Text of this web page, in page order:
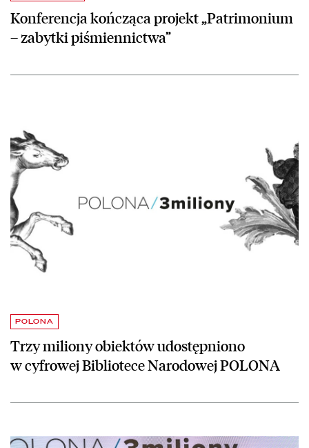
Konferencja kończąca projekt „Patrimonium
– zabytki piśmiennictwa”
POLONA
Trzy miliony obiektów udostępniono
w cyfrowej Bibliotece Narodowej POLONA
czytaj więcej o Konferencja prasowa POLONA/3 miliony